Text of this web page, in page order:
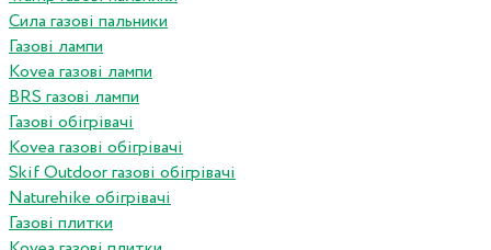
Сила газові пальники
Газові лампи
Kovea газові лампи
BRS газові лампи
Газові обігрівачі
Kovea газові обігрівачі
Skif Outdoor газові обігрівачі
Naturehike обігрівачі
Газові плитки